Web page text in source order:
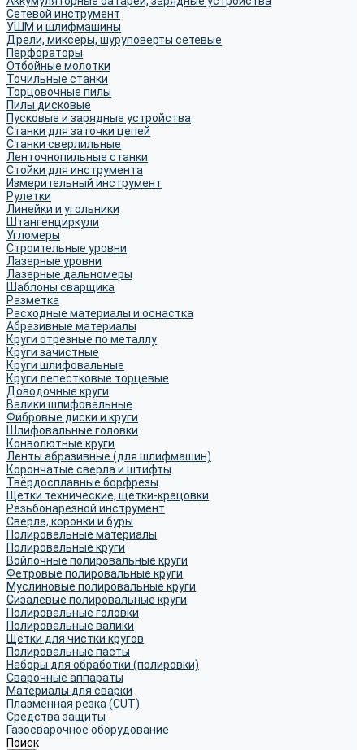
Сетевой инструмент
УШМ и шлифмашины
Дрели, миксеры, шуруповерты сетевые
Перфораторы
Отбойные молотки
Точильные станки
Торцовочные пилы
Пилы дисковые
Пусковые и зарядные устройства
Станки для заточки цепей
Станки сверлильные
Ленточнопильные станки
Стойки для инструмента
Измерительный инструмент
Рулетки
Линейки и угольники
Штангенциркули
Угломеры
Строительные уровни
Лазерные уровни
Лазерные дальномеры
Шаблоны сварщика
Разметка
Расходные материалы и оснастка
Абразивные материалы
Круги отрезные по металлу
Круги зачистные
Круги шлифовальные
Круги лепестковые торцевые
Доводочные круги
Валики шлифовальные
Фибровые диски и круги
Шлифовальные головки
Конволютные круги
Ленты абразивные (для шлифмашин)
Корончатые сверла и штифты
Твёрдосплавные борфрезы
Щетки технические, щетки-крацовки
Резьбонарезной инструмент
Сверла, коронки и буры
Полировальные материалы
Полировальные круги
Войлочные полировальные круги
Фетровые полировальные круги
Муслиновые полировальные круги
Cизалевые полировальные круги
Полировальные головки
Полировальные валики
Щётки для чистки кругов
Полировальные пасты
Наборы для обработки (полировки)
Сварочные аппараты
Материалы для сварки
Плазменная резка (CUT)
Средства защиты
Газосварочное оборудование
Поиск